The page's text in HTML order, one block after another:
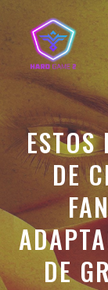
contenido
DE
DE